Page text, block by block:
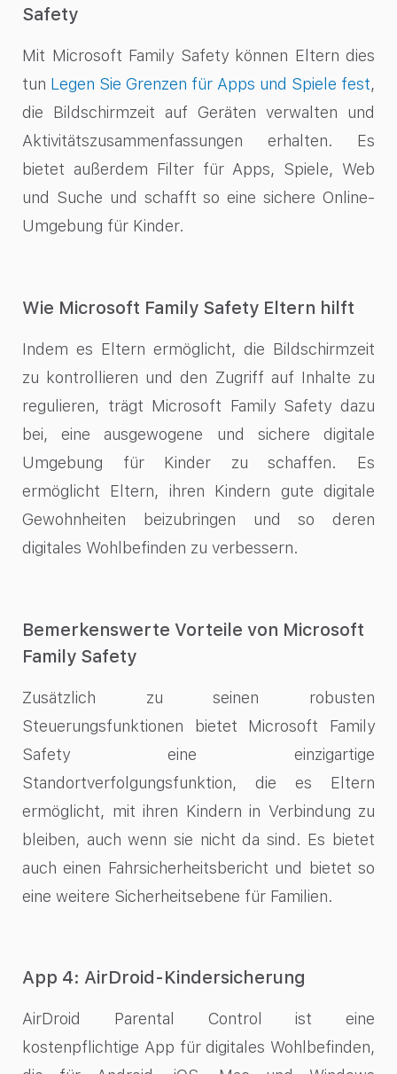
Safety
Mit Microsoft Family Safety können Eltern dies
tun Legen Sie Grenzen für Apps und Spiele fest,
die Bildschirmzeit auf Geräten verwalten und
Aktivitätszusammenfassungen erhalten. Es
bietet außerdem Filter für Apps, Spiele, Web
und Suche und schafft so eine sichere Online-
Umgebung für Kinder.
Wie Microsoft Family Safety Eltern hilft
Indem es Eltern ermöglicht, die Bildschirmzeit
zu kontrollieren und den Zugriff auf Inhalte zu
regulieren, trägt Microsoft Family Safety dazu
bei, eine ausgewogene und sichere digitale
Umgebung für Kinder zu schaffen. Es
ermöglicht Eltern, ihren Kindern gute digitale
Gewohnheiten beizubringen und so deren
digitales Wohlbefinden zu verbessern.
Bemerkenswerte Vorteile von Microsoft
Family Safety
Zusätzlich zu seinen robusten
Steuerungsfunktionen bietet Microsoft Family
Safety eine einzigartige
Standortverfolgungsfunktion, die es Eltern
ermöglicht, mit ihren Kindern in Verbindung zu
bleiben, auch wenn sie nicht da sind. Es bietet
auch einen Fahrsicherheitsbericht und bietet so
eine weitere Sicherheitsebene für Familien.
App 4: AirDroid-Kindersicherung
AirDroid Parental Control ist eine
kostenpflichtige App für digitales Wohlbefinden,